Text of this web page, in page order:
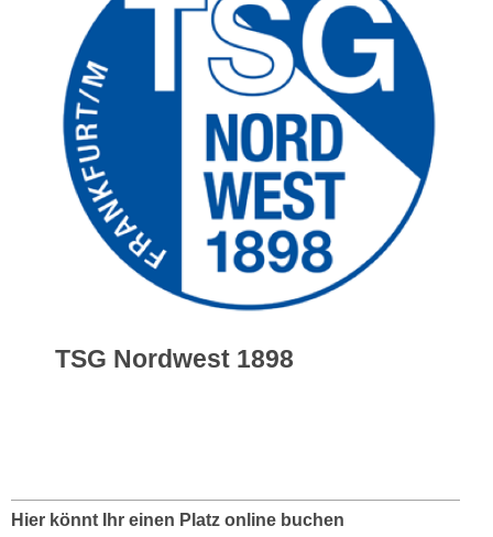
TSG Nordwest 1898
Hier könnt Ihr einen Platz online buchen